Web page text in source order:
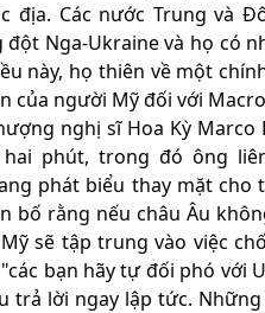
địa. Các nước Trung và
đột Nga-Ukraine và họ có
này, họ thiên về một
của người Mỹ đối với
nghị sĩ Hoa Kỳ
hai phút, trong đó ông
phát biểu thay mặt cho
bố rằng nếu châu Âu
sẽ tập trung vào việc
bạn hãy tự đối phó với
trả lời ngay lập tức.